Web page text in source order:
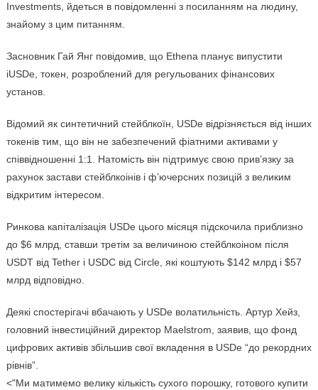
Investments, йдеться в повідомленні з посиланням на людину,
знайому з цим питанням.
Засновник Гай Янг повідомив, що Ethena планує випустити
iUSDe, токен, розроблений для регульованих фінансових
установ.
Відомий як синтетичний стейблкоїн, USDe відрізняється від інших
токенів тим, що він не забезпечений фіатними активами у
співвідношенні 1:1. Натомість він підтримує свою прив’язку за
рахунок застави стейблкоінів і ф’ючерсних позицій з великим
відкритим інтересом.
Ринкова капіталізація USDe цього місяця підскочила приблизно
до $6 млрд, ставши третім за величиною стейблкоіном після
USDT від Tether і USDC від Circle, які коштують $142 млрд і $57
млрд відповідно.
Деякі спостерігачі вбачають у USDe волатильність. Артур Хейз,
головний інвестиційний директор Maelstrom, заявив, що фонд
цифрових активів збільшив свої вкладення в USDe “до рекордних
рівнів”.
<"Ми матимемо велику кількість сухого порошку, готового купити